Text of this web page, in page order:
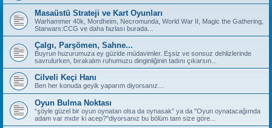
Masaüstü Strateji ve Kart Oyunları
Warhammer 40k, Mordheim, Necromunda, World War II, Magic the Gathering,
Starwars:CCG ve daha fazlası burada...
Çalgı, Parşömen, Sahne...
Buyrun huzurumuza ey güzide müdavimler. Eşsiz ve sonsuz dehlizlerinde
savrulurken, bırakalım ruhumuzu dinginliğinin tadını çıkarsın...
Cilveli Keçi Hanı
Ben her konuda geyik yaparım diyorsanız…
Oyun Bulma Noktası
“şöyle güzel bir oyun oynatan olsa da oynasak” ya da "Oyun oynatacağımda
adam var mıdır ki acep?"diyorsanız bu bölüm tam size göre...